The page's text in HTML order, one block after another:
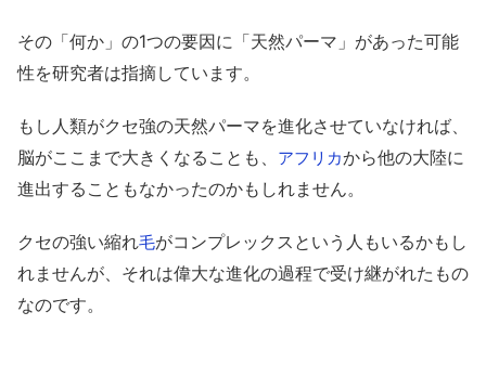
その「何か」の1つの要因に「天然パーマ」があった可能
性を研究者は指摘しています。
もし人類がクセ強の天然パーマを進化させていなければ、
脳がここまで大きくなることも、 アフリカから他の大陸に
進出することもなかったのかもしれません。
クセの強い縮れ毛がコンプレックスという人もいるかもし
れませんが、それは偉大な進化の過程で受け継がれたもの
なのです。